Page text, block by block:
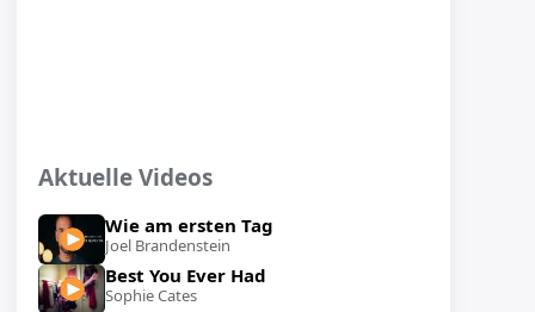
Aktuelle Videos
Wie am ersten Tag
Joel Brandenstein
Best You Ever Had
Sophie Cates